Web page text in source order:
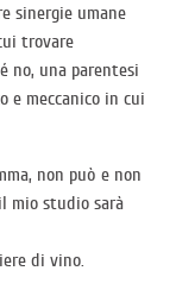
sinergie umane
trovare
no, una parentesi
meccanico in cui
non può e non
mio studio sarà
di vino.